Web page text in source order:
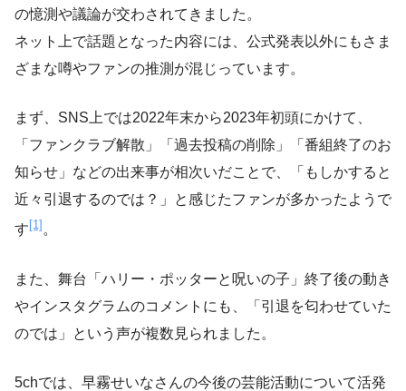
の憶測や議論が交わされてきました。
ネット上で話題となった内容には、公式発表以外にもさま
ざまな噂やファンの推測が混じっています。
まず、SNS上では2022年末から2023年初頭にかけて、
「ファンクラブ解散」「過去投稿の削除」「番組終了のお
知らせ」などの出来事が相次いだことで、「もしかすると
近々引退するのでは？」と感じたファンが多かったようで
す [1] 。
また、舞台「ハリー・ポッターと呪いの子」終了後の動き
やインスタグラムのコメントにも、「引退を匂わせていた
のでは」という声が複数見られました。
5chでは、早霧せいなさんの今後の芸能活動について活発